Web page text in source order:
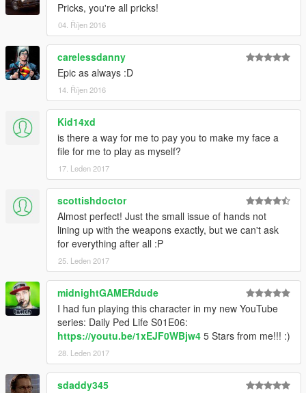
Pricks, you're all pricks!
04. Říjen 2016
carelessdanny
Epic as always :D
14. Říjen 2016
Kid14xd
is there a way for me to pay you to make my face a
file for me to play as myself?
17. Leden 2017
scottishdoctor
Almost perfect! Just the small issue of hands not
lining up with the weapons exactly, but we can't ask
for everything after all :P
25. Leden 2017
midnightGAMERdude
I had fun playing this character in my new YouTube
series: Daily Ped Life S01E06:
https://youtu.be/1xEJF0WBjw4 5 Stars from me!!! :)
28. Leden 2017
sdaddy345